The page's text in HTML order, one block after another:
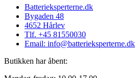
Batterieksperterne.dk
Bygaden 48
4652 Hårlev
Tlf. +45 81550030
Email: info@batterieksperterne.dk
Butikken har åbent: